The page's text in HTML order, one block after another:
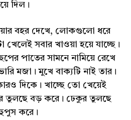
দিল।
বহর দেখে, লোকগুলো ধরে
খেলেই সবার খাওয়া হয়ে যাচ্ছে।
পাতের সামনে নামিয়ে রেখে
মজা। মুখে বাক্যটি নাই তার।
দিকে। খাচ্ছে তো খেয়েই
তুলছে বড় করে। ঢেকুর তুলছে
করে।